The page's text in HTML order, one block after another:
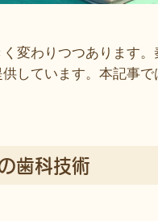
変わりつつあります
しています。本記事
歯科技術